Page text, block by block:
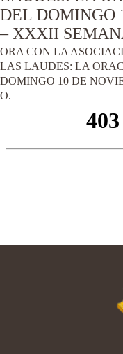
DEL DOMINGO
– XXXII
ORA CON LA
LAS LAUDES: LA
DOMINGO 10 DE
O.